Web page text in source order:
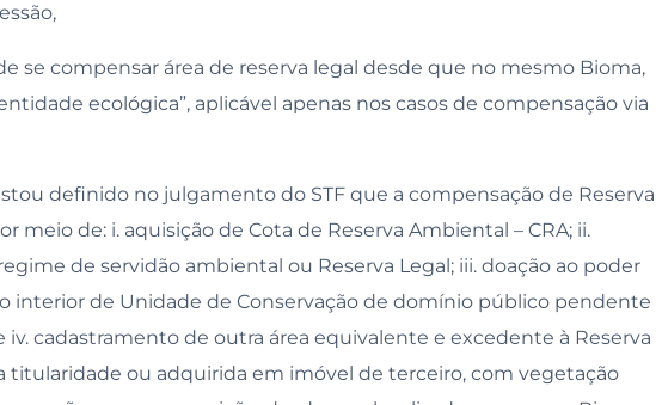
se compensar área de reserva legal desde que no mesmo Bioma,
ecológica”, aplicável apenas nos casos de compensação via
definido no julgamento do STF que a compensação de Reserva
meio de: i. aquisição de Cota de Reserva Ambiental – CRA; ii.
de servidão ambiental ou Reserva Legal; iii. doação ao poder
interior de Unidade de Conservação de domínio público pendente
iv. cadastramento de outra área equivalente e excedente à Reserva
titularidade ou adquirida em imóvel de terceiro, com vegetação